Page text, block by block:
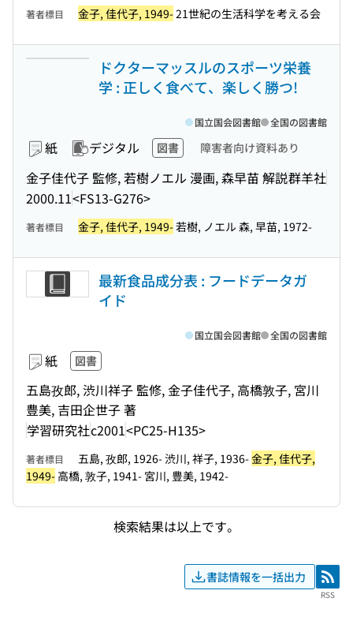
著者標目 金子, 佳代子, 1949-21世紀の生活科学を考える会
ドクターマッスルのスポーツ栄養
学 : 正しく食べて、楽しく勝つ!
紙 デジタル 図書 障害者向け資料あり
金子佳代子 監修, 若樹ノエル 漫画, 森早苗 解説群羊社
2000.11<FS13-G276>
国立国会図書館 全国の図書館
著者標目 金子, 佳代子, 1949-若樹, ノエル 森, 早苗, 1972-
最新食品成分表 : フードデータガ
イド
紙 図書
五島孜郎, 渋川祥子 監修, 金子佳代子, 高橋敦子, 宮川
豊美, 吉田企世子 著
学習研究社c2001<PC25-H135>
国立国会図書館 全国の図書館
著者標目 五島, 孜郎, 1926- 渋川, 祥子, 1936-金子, 佳代子,
1949- 高橋, 敦子, 1941- 宮川, 豊美, 1942-
検索結果は以上です。
書誌情報を一括出力 RSS
RSS